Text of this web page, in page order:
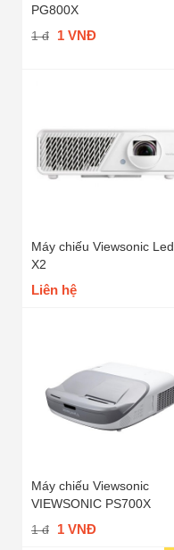
PG800X
1 đ
1 VNĐ
Máy chiếu Viewsonic Led
X2
Liên hệ
Máy chiếu Viewsonic
VIEWSONIC PS700X
1 đ
1 VNĐ